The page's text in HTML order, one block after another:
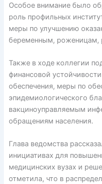
Особое внимание было
роль профильных
меры по улучшению
беременным, роженицам,
Также в ходе коллегии
финансовой
обеспечения, меры по
эпидемиологического
вакциноуправляемым
обращениям населения.
Глава ведомства
инициативах для
медицинских вузах и
отметила, что в